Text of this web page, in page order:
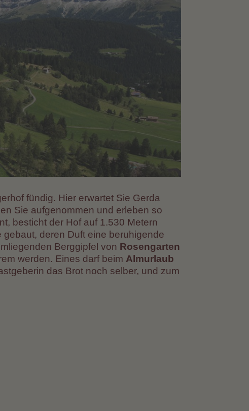
fündig. Hier erwartet Sie Gerda
Sie aufgenommen und erleben so
besticht der Hof auf 1.530 Metern
deren Duft eine beruhigende
Berggipfel von Rosengarten
werden. Eines darf beim Almurlaub
das Brot noch selber, und zum